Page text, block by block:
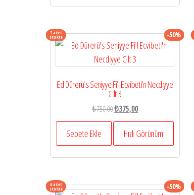
7 adet
stokta -50%
Ed Dürerü’s Seniyye Fi’l Ecvibeti’n Necdiyye
Cilt 3
₺750,00Orijinal
fiyat:
₺750,00.
₺375,00Şu
andaki
fiyat:
₺375,00.
Sepete Ekle Hızlı Görünüm
6 adet
stokta -50%